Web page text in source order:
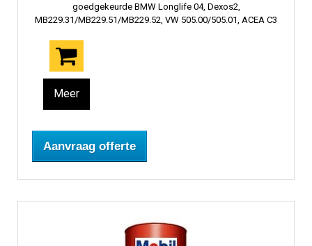
goedgekeurde BMW Longlife 04, Dexos2,
MB229.31/MB229.51/MB229.52, VW 505.00/505.01, ACEA C3
Meer
Aanvraag offerte